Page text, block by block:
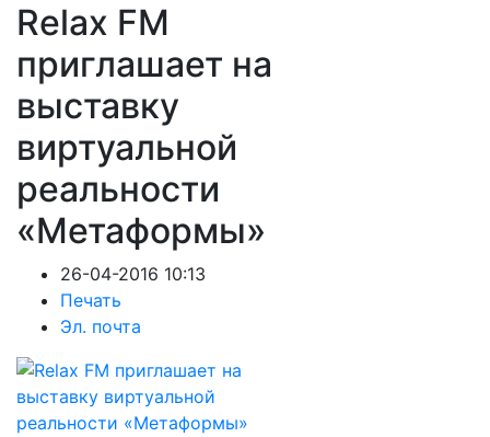
Relax FM
приглашает на
выставку
виртуальной
реальности
«Метаформы»
26-04-2016 10:13
Печать
Эл. почта